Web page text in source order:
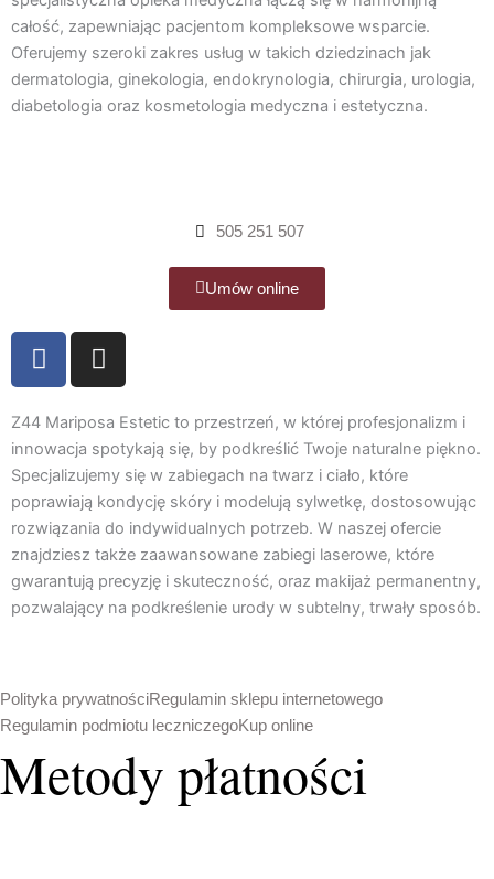
o
o
k
g
r
a
m
całość, zapewniając pacjentom kompleksowe wsparcie.
Oferujemy szeroki zakres usług w takich dziedzinach jak
dermatologia, ginekologia, endokrynologia, chirurgia, urologia,
diabetologia oraz kosmetologia medyczna i estetyczna.
505 251 507
Umów online
F
a
e
b
o
o
k
I
n
t
a
g
r
a
m
Z44 Mariposa Estetic to przestrzeń, w której profesjonalizm i
innowacja spotykają się, by podkreślić Twoje naturalne piękno.
Specjalizujemy się w zabiegach na twarz i ciało, które
poprawiają kondycję skóry i modelują sylwetkę, dostosowując
rozwiązania do indywidualnych potrzeb. W naszej ofercie
znajdziesz także zaawansowane zabiegi laserowe, które
gwarantują precyzję i skuteczność, oraz makijaż permanentny,
pozwalający na podkreślenie urody w subtelny, trwały sposób.
Polityka prywatnościRegulamin sklepu internetowego
Regulamin podmiotu leczniczegoKup online
Metody płatności